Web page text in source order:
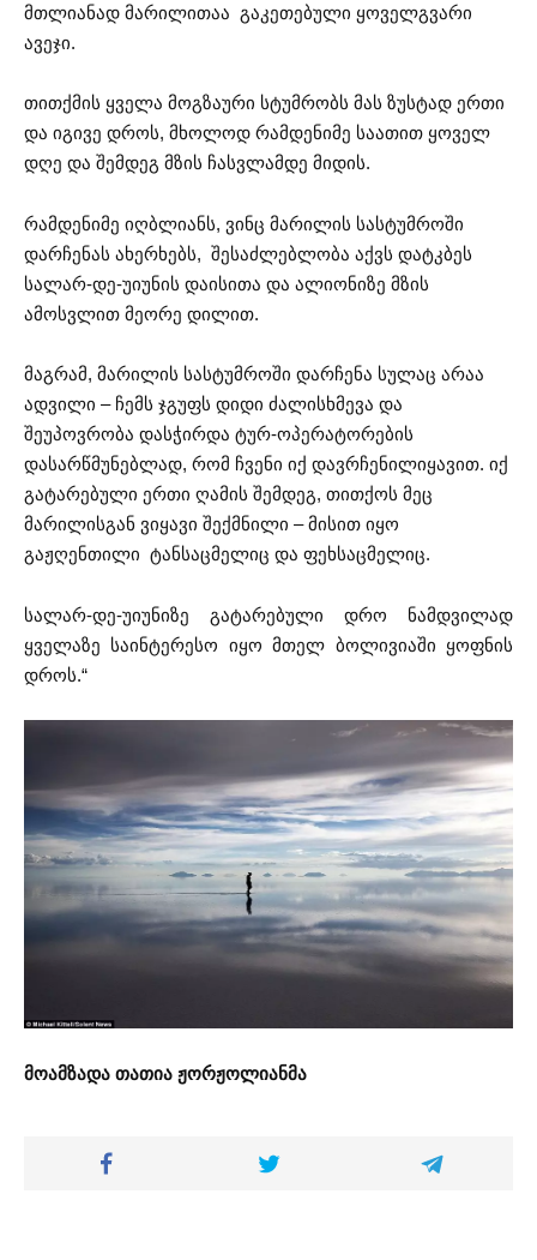
მთლიანად მარილითაა გაკეთებული ყოველგვარი
ავეჯი.
თითქმის ყველა მოგზაური სტუმრობს მას ზუსტად ერთი
და იგივე დროს, მხოლოდ რამდენიმე საათით ყოველ
დღე და შემდეგ მზის ჩასვლამდე მიდის.
რამდენიმე იღბლიანს, ვინც მარილის სასტუმროში
დარჩენას ახერხებს, შესაძლებლობა აქვს დატკბეს
სალარ-დე-უიუნის დაისითა და ალიონიზე მზის
ამოსვლით მეორე დილით.
მაგრამ, მარილის სასტუმროში დარჩენა სულაც არაა
ადვილი – ჩემს ჯგუფს დიდი ძალისხმევა და
შეუპოვრობა დასჭირდა ტურ-ოპერატორების
დასარწმუნებლად, რომ ჩვენი იქ დავრჩენილიყავით. იქ
გატარებული ერთი ღამის შემდეგ, თითქოს მეც
მარილისგან ვიყავი შექმნილი – მისით იყო
გაჟღენთილი ტანსაცმელიც და ფეხსაცმელიც.
სალარ-დე-უიუნიზე გატარებული დრო ნამდვილად
ყველაზე საინტერესო იყო მთელ ბოლივიაში ყოფნის
დროს.“
მოამზადა თათია ჟორჟოლიანმა